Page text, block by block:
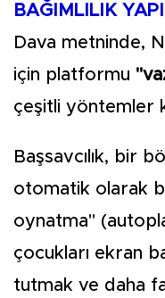
BAĞIMLILIK
Dava metninde,
için platformu
çeşitli yöntemler
Başsavcılık, bir
otomatik olarak
oynatma"
çocukları ekran
tutmak ve daha